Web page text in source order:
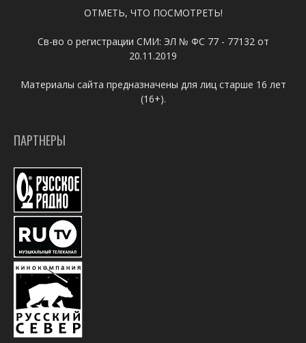
ОТМЕТЬ, ЧТО ПОСМОТРЕТЬ!
Св-во о регистрации СМИ: ЭЛ № ФС 77 - 77132 от
20.11.2019
Материалы сайта предназначены для лиц старше 16 лет
(16+).
ПАРТНЕРЫ